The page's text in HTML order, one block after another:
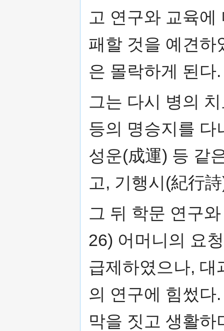
고 연구와 교육
패할 것을 예견하
은 몰락하게 된다.
그는 다시 병의
등의 명승지를 다
성운(成運) 등 같
고, 기행시(紀行
그 뒤 학문 연구
26) 어머니의 요
급제하였으나, 대
의 연구에 힘썼다
막을 짓고 생활하